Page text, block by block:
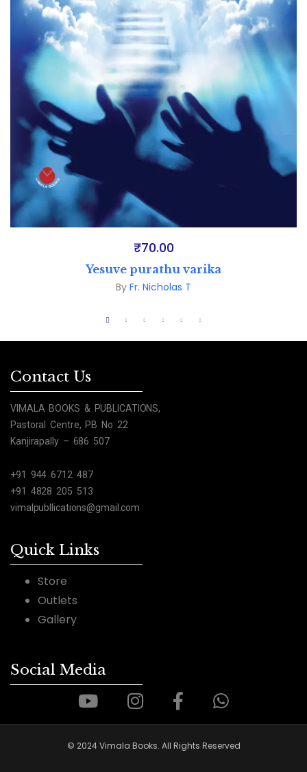
₹70.00
Yesuve purathu varika
By Fr. Nicholas T
Contact Us
VIMALA BOOKS & PUBLICATIONS,
Pastoral Centre, PB No 22
Kanjirapally – 686 507
+91 944 6712 487
+91 4828 205 513
vimalpubllications@gmail.com
Quick Links
Store
Outlets
Gallery
Social Media
© 2024 Vimala Books. All Rights Reserved